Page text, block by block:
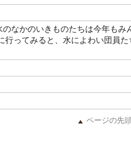
のなかのいきものたちは今年もみ
行ってみると、水によわい団員た
ページの先